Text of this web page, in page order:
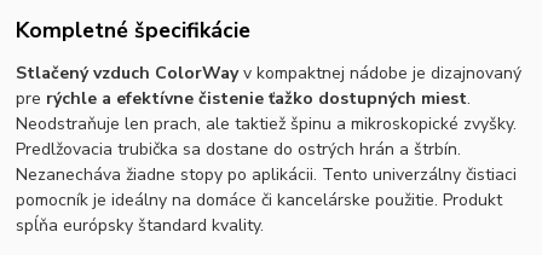
Kompletné špecifikácie
Stlačený vzduch ColorWayv kompaktnej nádobe je dizajnovaný
pre rýchle a efektívne čistenie ťažko dostupných miest.
Neodstraňuje len prach, ale taktiež špinu a mikroskopické zvyšky.
Predlžovacia trubička sa dostane do ostrých hrán a štrbín.
Nezanecháva žiadne stopy po aplikácii. Tento univerzálny čistiaci
pomocník je ideálny na domáce či kancelárske použitie. Produkt
spĺňa európsky štandard kvality.